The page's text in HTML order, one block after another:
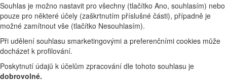
Souhlas je možno nastavit pro všechny (tlačítko Ano, souhlasím) nebo
pouze pro některé účely (zaškrtnutím příslušné části), případně je
možné zamítnout vše (tlačítko Nesouhlasím).
Při udělení souhlasu smarketingovými a preferenčními cookies může
docházet k profilování.
Poskytnutí údajů k účelům zpracování dle tohoto souhlasu je
dobrovolné.